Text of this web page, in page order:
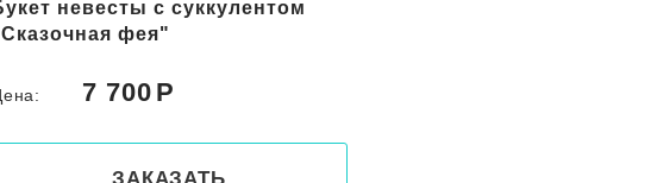
невесты с суккулентом
фея"
7 700
ЗАКАЗАТЬ